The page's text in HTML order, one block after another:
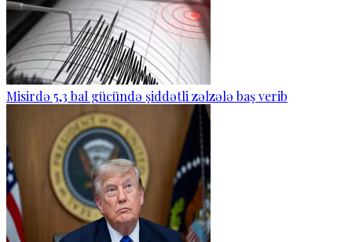
Misirdə 5,3 bal gücündə şiddətli zəlzələ baş verib